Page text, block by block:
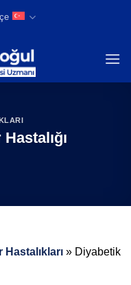
Hastalıkları » Diyabetik